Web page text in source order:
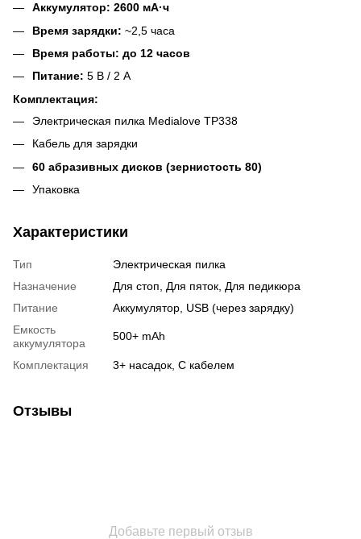
Аккумулятор: 2600 мА·ч
Время зарядки: ~2,5 часа
Время работы: до 12 часов
Питание: 5 В / 2 А
Комплектация:
Электрическая пилка Medialove TP338
Кабель для зарядки
60 абразивных дисков (зернистость 80)
Упаковка
Характеристики
Тип
Электрическая пилка
Назначение
Для стоп, Для пяток, Для педикюра
Питание
Аккумулятор, USB (через зарядку)
Емкость
аккумулятора
500+ mAh
Комплектация 3+ насадок, С кабелем
Отзывы
Добавьте первый отзыв